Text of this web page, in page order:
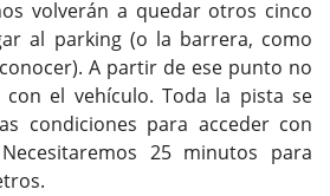
volverán a quedar otros cinco
al parking (o la barrera, como
A partir de ese punto no
el vehículo. Toda la pista se
condiciones para acceder con
25 minutos para